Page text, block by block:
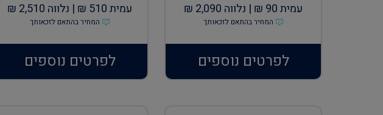
עמית90
₪ | נלווה 2,090
₪
המחיר בהתאם לזכאותך
לפרטים נוספים
עמית510
₪ | נלווה 2,510
₪
המחיר בהתאם לזכאותך
לפרטים נוספים